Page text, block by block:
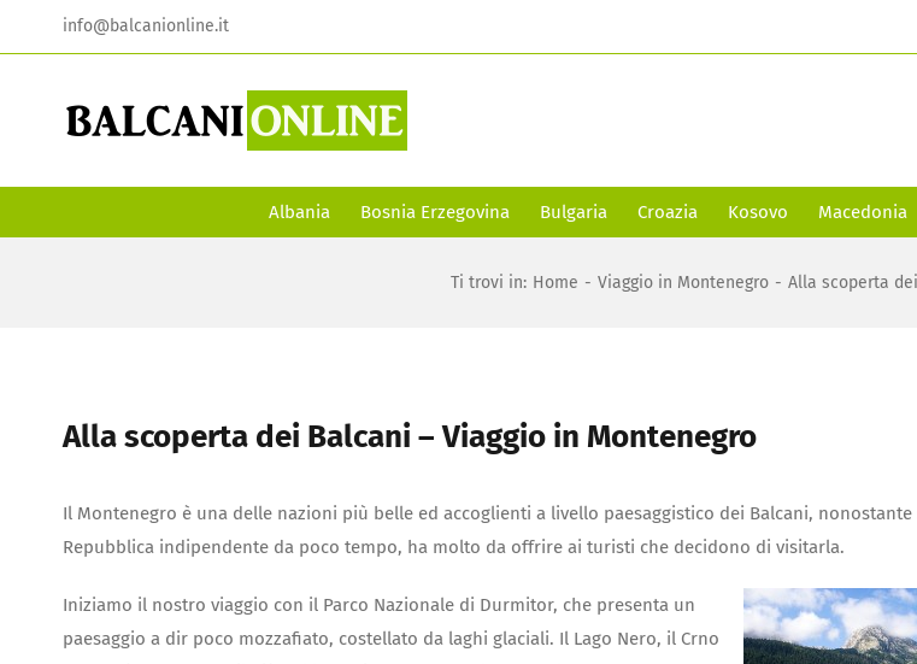
to
info@balcanionline.it
Albania Bosnia Erzegovina Bulgaria Croazia Kosovo Macedonia
Ti trovi in: Home - Viaggio in Montenegro - Alla scoperta
Alla scoperta dei Balcani – Viaggio in Montenegro
Il Montenegro è una delle nazioni più belle ed accoglienti a livello paesaggistico dei Balcani,
Repubblica indipendente da poco tempo, ha molto da offrire ai turisti che decidono di visitarla.
Iniziamo il nostro viaggio con il Parco Nazionale di Durmitor, che presenta un
paesaggio a dir poco mozzafiato, costellato da laghi glaciali. Il Lago Nero, il Crno